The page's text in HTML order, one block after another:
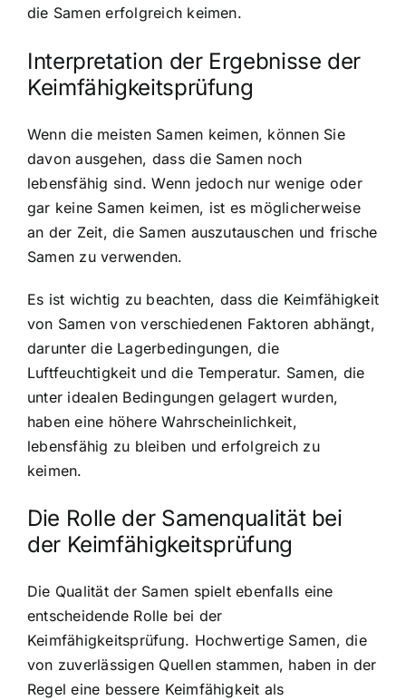
die Samen erfolgreich keimen.
Interpretation der Ergebnisse der
Keimfähigkeitsprüfung
Wenn die meisten Samen keimen, können Sie
davon ausgehen, dass die Samen noch
lebensfähig sind. Wenn jedoch nur wenige oder
gar keine Samen keimen, ist es möglicherweise
an der Zeit, die Samen auszutauschen und frische
Samen zu verwenden.
Es ist wichtig zu beachten, dass die Keimfähigkeit
von Samen von verschiedenen Faktoren abhängt,
darunter die Lagerbedingungen, die
Luftfeuchtigkeit und die Temperatur. Samen, die
unter idealen Bedingungen gelagert wurden,
haben eine höhere Wahrscheinlichkeit,
lebensfähig zu bleiben und erfolgreich zu
keimen.
Die Rolle der Samenqualität bei
der Keimfähigkeitsprüfung
Die Qualität der Samen spielt ebenfalls eine
entscheidende Rolle bei der
Keimfähigkeitsprüfung. Hochwertige Samen, die
von zuverlässigen Quellen stammen, haben in der
Regel eine bessere Keimfähigkeit als